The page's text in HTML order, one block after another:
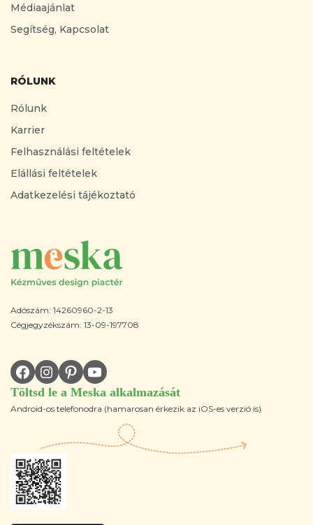
Médiaajánlat
Segítség, Kapcsolat
RÓLUNK
Rólunk
Karrier
Felhasználási feltételek
Elállási feltételek
Adatkezelési tájékoztató
Adószám: 14260960-2-13
Cégjegyzékszám: 13-09-197708
Töltsd le a Meska alkalmazását
Android-os telefonodra (hamarosan érkezik az iOS-es verzió is)